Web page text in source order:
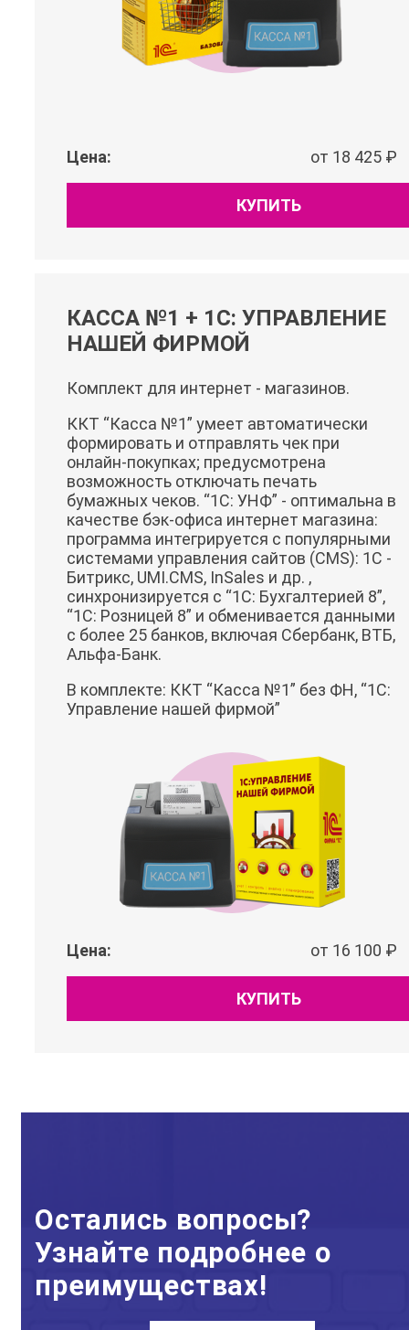
Цена: от 18 425 ₽
КУПИТЬ
КАССА №1 + 1С: УПРАВЛЕНИЕ
НАШЕЙ ФИРМОЙ
Комплект для интернет - магазинов.
ККТ “Касса №1” умеет автоматически
формировать и отправлять чек при
онлайн-покупках; предусмотрена
возможность отключать печать
бумажных чеков. “1С: УНФ” - оптимальна в
качестве бэк-офиса интернет магазина:
программа интегрируется с популярными
системами управления сайтов (CMS): 1C -
Битрикс, UMI.CMS, InSales и др. ,
синхронизируется с “1C: Бухгалтерией 8”,
“1C: Розницей 8” и обменивается данными
с более 25 банков, включая Сбербанк, ВТБ,
Альфа-Банк.
В комплекте: ККТ “Касса №1” без ФН, “1C:
Управление нашей фирмой”
Цена: от 16 100 ₽
КУПИТЬ
Остались вопросы?
Узнайте подробнее о
преимуществах!